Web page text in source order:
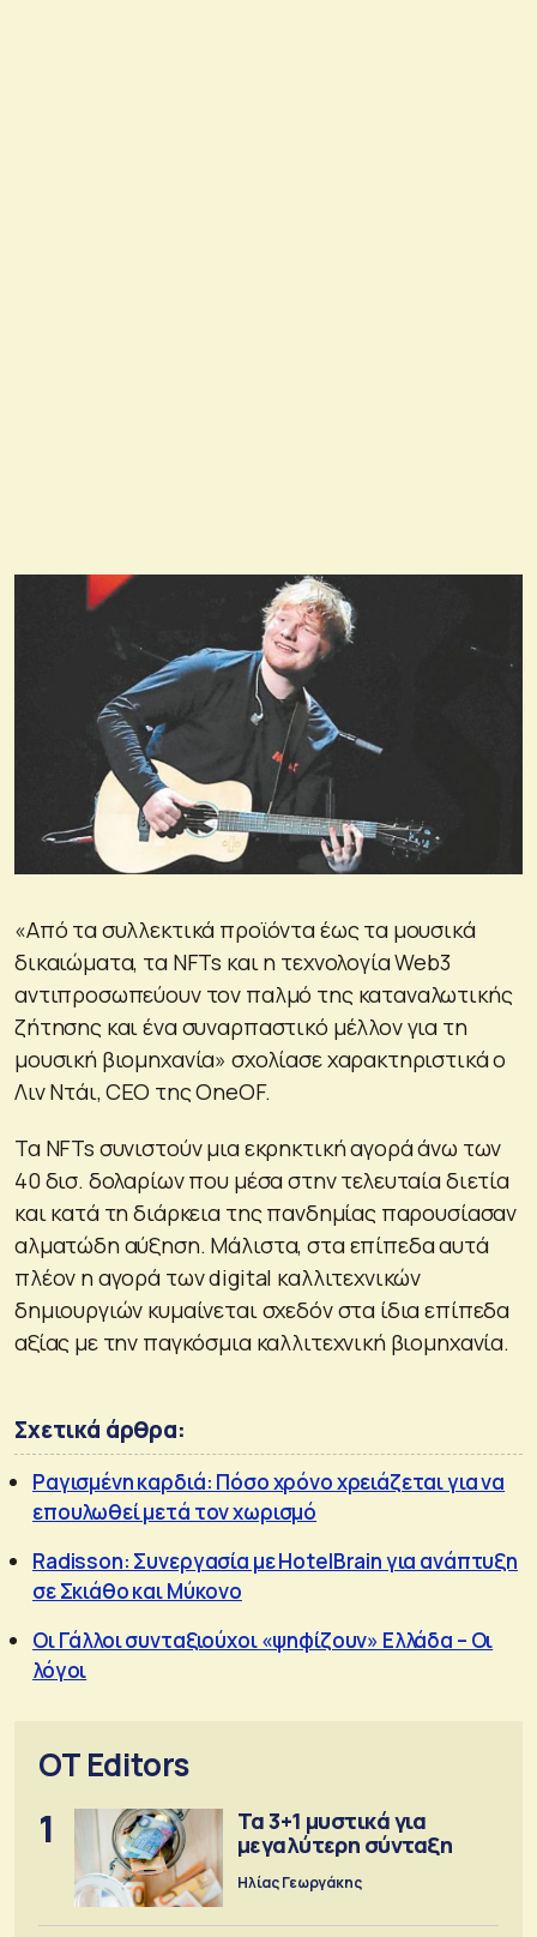
«Από τα συλλεκτικά προϊόντα έως τα μουσικά
δικαιώματα, τα NFTs και η τεχνολογία Web3
αντιπροσωπεύουν τον παλμό της καταναλωτικής
ζήτησης και ένα συναρπαστικό μέλλον για τη
μουσική βιομηχανία» σχολίασε χαρακτηριστικά o
Λιν Ντάι, CEO της OneOF.
Τα NFTs συνιστούν μια εκρηκτική αγορά άνω των
40 δισ. δολαρίων που μέσα στην τελευταία διετία
και κατά τη διάρκεια της πανδημίας παρουσίασαν
αλματώδη αύξηση. Μάλιστα, στα επίπεδα αυτά
πλέον η αγορά των digital καλλιτεχνικών
δημιουργιών κυμαίνεται σχεδόν στα ίδια επίπεδα
αξίας με την παγκόσμια καλλιτεχνική βιομηχανία.
Σχετικά άρθρα:
Ραγισμένη καρδιά: Πόσο χρόνο χρειάζεται για να
επουλωθεί μετά τον χωρισμό
Radisson: Συνεργασία με HotelBrain για ανάπτυξη
σε Σκιάθο και Μύκονο
Οι Γάλλοι συνταξιούχοι «ψηφίζουν» Ελλάδα – Οι
λόγοι
OT Editors
1
Τα 3+1 μυστικά για
μεγαλύτερη σύνταξη
Ηλίας Γεωργάκης